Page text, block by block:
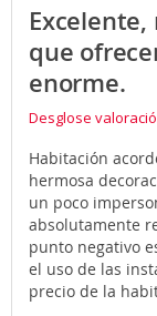
que
enorme.
Desglose
Habitación
hermosa
un poco
absolutamente
punto negativo
el uso de las
precio de la